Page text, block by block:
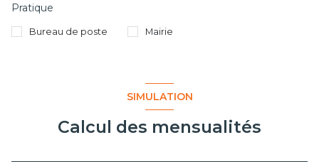
Pratique
Bureau de poste Mairie
SIMULATION
Calcul des mensualités